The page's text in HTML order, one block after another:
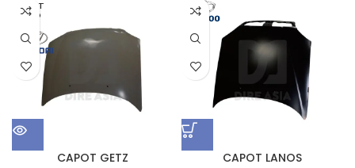
AGOT
ADO
CAPOT GETZ CAPOT LANOS